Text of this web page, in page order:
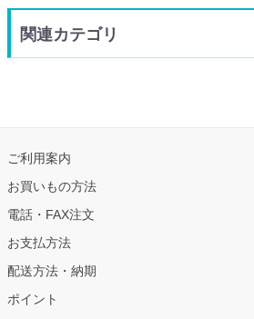
関連カテゴリ
ご利用案内
お買いもの方法
電話・FAX注文
お支払方法
配送方法・納期
ポイント